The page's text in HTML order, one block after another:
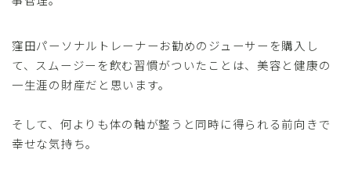
窪田パーソナルトレーナーお勧めのジューサーを購入し
て、スムージーを飲む習慣がついたことは、美容と健康の
一生涯の財産だと思います。
そして、何よりも体の軸が整うと同時に得られる前向きで
幸せな気持ち。